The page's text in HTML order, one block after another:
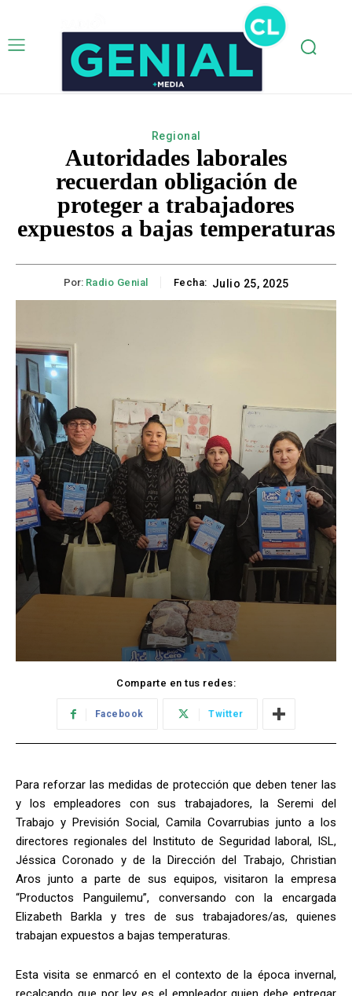
Regional
Autoridades laborales
recuerdan obligación de
proteger a trabajadores
expuestos a bajas temperaturas
Por: Radio Genial Fecha: Julio 25, 2025
Comparte en tus redes:
Facebook Twitter
Para reforzar las medidas de protección que deben tener las
y los empleadores con sus trabajadores, la Seremi del
Trabajo y Previsión Social, Camila Covarrubias junto a los
directores regionales del Instituto de Seguridad laboral, ISL,
Jéssica Coronado y de la Dirección del Trabajo, Christian
Aros junto a parte de sus equipos, visitaron la empresa
“Productos Panguilemu”, conversando con la encargada
Elizabeth Barkla y tres de sus trabajadores/as, quienes
trabajan expuestos a bajas temperaturas.
Esta visita se enmarcó en el contexto de la época invernal,